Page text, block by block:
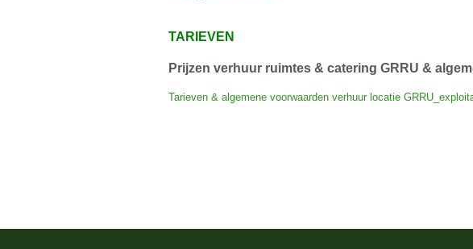
TARIEVEN
Prijzen verhuur ruimtes & catering GRRU &
Tarieven & algemene voorwaarden verhuur locatie